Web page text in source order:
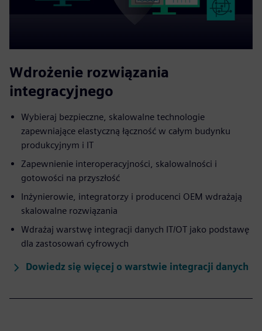
Wdrożenie rozwiązania
integracyjnego
Wybieraj bezpieczne, skalowalne technologie
zapewniające elastyczną łączność w całym budynku
produkcyjnym i IT
Zapewnienie interoperacyjności, skalowalności i
gotowości na przyszłość
Inżynierowie, integratorzy i producenci OEM wdrażają
skalowalne rozwiązania
Wdrażaj warstwę integracji danych IT/OT jako podstawę
dla zastosowań cyfrowych
Dowiedz się więcej o warstwie integracji danych